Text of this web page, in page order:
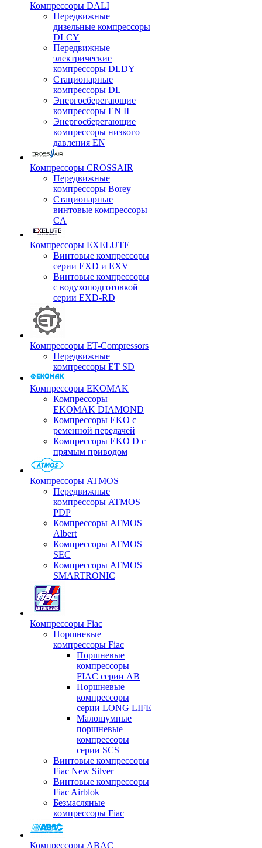
Компрессоры DALI
Передвижные
дизельные компрессоры
DLCY
Передвижные
электрические
компрессоры DLDY
Стационарные
компрессоры DL
Энергосберегающие
компрессоры EN II
Энергосберегающие
компрессоры низкого
давления EN
Компрессоры CROSSAIR
Передвижные
компрессоры Borey
Стационарные
винтовые компрессоры
CA
Компрессоры EXELUTE
Винтовые компрессоры
серии EXD и EXV
Винтовые компрессоры
с водухоподготовкой
серии EXD-RD
Компрессоры ET-Compressors
Передвижные
компрессоры ET SD
Компрессоры EKOMAK
Компрессоры
EKOMAK DIAMOND
Компрессоры EKO c
ременной передачей
Компрессоры EKO D с
прямым приводом
Компрессоры ATMOS
Передвижные
компрессоры ATMOS
PDP
Компрессоры ATMOS
Albert
Компрессоры ATMOS
SEC
Компрессоры ATMOS
SMARTRONIC
Компрессоры Fiac
Поршневые
компрессоры Fiac
Поршневые
компрессоры
FIAC серии AB
Поршневые
компрессоры
серии LONG LIFE
Малошумные
поршневые
компрессоры
серии SCS
Винтовые компрессоры
Fiac New Silver
Винтовые компрессоры
Fiac Airblok
Безмасляные
компрессоры Fiac
Компрессоры ABAC